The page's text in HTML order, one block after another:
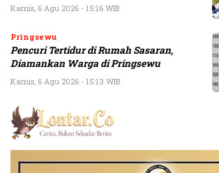
Kamis, 6 Agu 2026 - 15:16 WIB
Pringsewu
Pencuri Tertidur di Rumah Sasaran,
Diamankan Warga di Pringsewu
Kamis, 6 Agu 2026 - 15:13 WIB